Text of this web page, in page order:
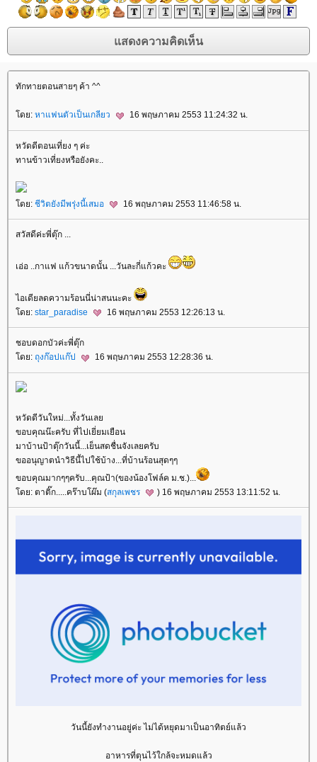
ทักทายตอนสายๆ ค้า ^^
ดย: หาแฟนตัวเป็นเกลียว 16 พฤษภาคม 2553 11:24:32 น.
หวัดดีตอนเที่ยง ๆ ค่ะ
ทานข้าวเที่ยงหรือยังคะ..
ดย: ชีวิตยังมีพรุ่งนี้เสมอ 16 พฤษภาคม 2553 11:46:58 น.
สวัสดีค่ะพี่ตุ๊ก ...
เอ่อ ..กาแฟ แก้วขนาดนั้น ...วันละกี่แก้วคะ
ไอเดียลดความร้อนนี่น่าสนนะคะ
ดย: star_paradise 16 พฤษภาคม 2553 12:26:13 น.
ชอบดอกบัวค่ะพี่ตุ๊ก
ดย: ถุงก๊อปแก๊ป 16 พฤษภาคม 2553 12:28:36 น.
หวัดดีวันใหม่...ทั้งวันเล
ขอบคุณน๊ะครับ ที่ไปเยี่ยมเยือน
มาบ้านป้าตุ๊กวันนี้...เย็นสดชื่นจังเลยครับ
ขออนุญาตนำวิธีนี้ไปใช้บ้าง...ที่บ้านร้อนสุดๆๆ
ขอบคุณมากๆๆครับ...คุณป้า(ของน้องโฟล์ค ม.ช.)...
ดย: ตาติ๊ก.....คร๊าบโผ๊ม (สกุลเพชร ) 16 พฤษภาคม 2553 13:11:52 น.
วันนี้ยังทำงานอยู่ค่ะ ไม่ได้หยุดมาเป็นอาทิตย์แล้ว
อาหารที่ตุนไว้ใกล้จะหมดแล้ว